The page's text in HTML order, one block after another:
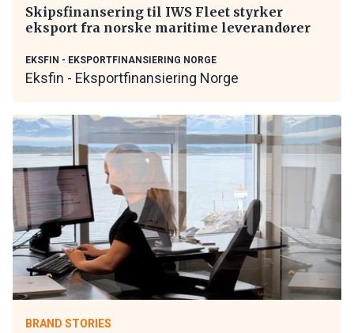
Skipsfinansering til IWS Fleet styrker
eksport fra norske maritime leverandører
EKSFIN - EKSPORTFINANSIERING NORGE
Eksfin - Eksportfinansiering Norge
BRAND STORIES